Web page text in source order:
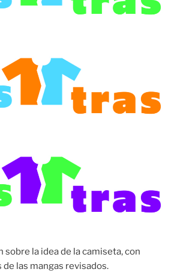
sobre la idea de la camiseta, con
las mangas revisados.